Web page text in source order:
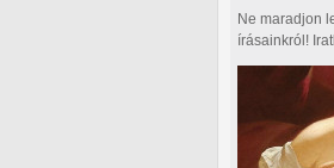
Ne maradjon
írásainkról!